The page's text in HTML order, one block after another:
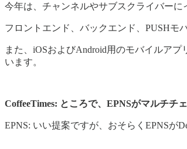
今年は、チャンネルやサブスクライバーに
フロントエンド、バックエンド、PUSHモ
また、iOSおよびAndroid用のモバイルア
います。
CoffeeTimes: ところで、EPNSがマルチチ
EPNS: いい提案ですが、おそらくEPNSが